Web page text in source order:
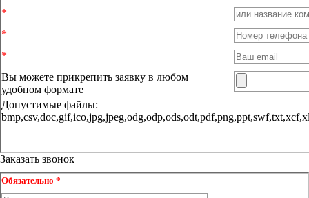
Вы можете прикрепить заявку в любом
удобном формате
Допустимые файлы:
Заказать звонок
Обязательно *